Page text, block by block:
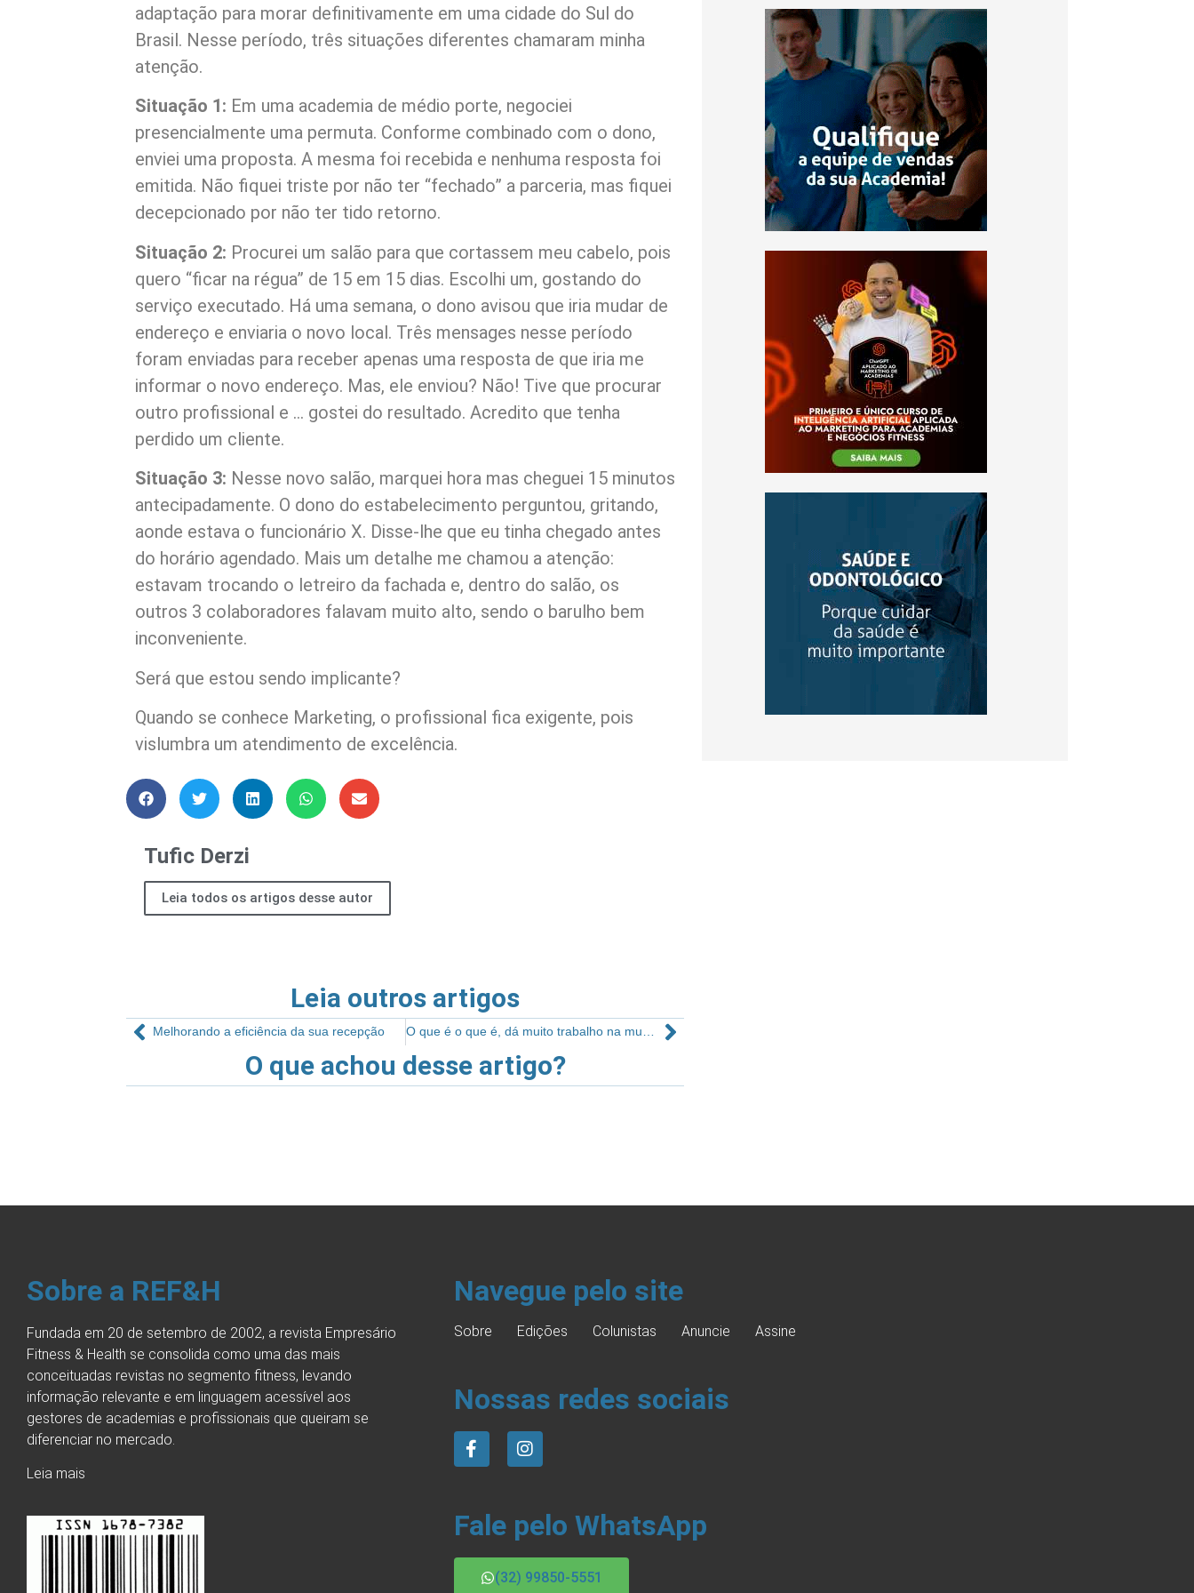
adaptação para morar definitivamente em uma cidade do Sul do
Brasil. Nesse período, três situações diferentes chamaram minha
atenção.
Situação 1: Em uma academia de médio porte, negociei
presencialmente uma permuta. Conforme combinado com o dono,
enviei uma proposta. A mesma foi recebida e nenhuma resposta foi
emitida. Não fiquei triste por não ter “fechado” a parceria, mas fiquei
decepcionado por não ter tido retorno.
Situação 2: Procurei um salão para que cortassem meu cabelo, pois
quero “ficar na régua” de 15 em 15 dias. Escolhi um, gostando do
serviço executado. Há uma semana, o dono avisou que iria mudar de
endereço e enviaria o novo local. Três mensages nesse período
foram enviadas para receber apenas uma resposta de que iria me
informar o novo endereço. Mas, ele enviou? Não! Tive que procurar
outro profissional e … gostei do resultado. Acredito que tenha
perdido um cliente.
Situação 3: Nesse novo salão, marquei hora mas cheguei 15 minutos
antecipadamente. O dono do estabelecimento perguntou, gritando,
aonde estava o funcionário X. Disse-lhe que eu tinha chegado antes
do horário agendado. Mais um detalhe me chamou a atenção:
estavam trocando o letreiro da fachada e, dentro do salão, os
outros 3 colaboradores falavam muito alto, sendo o barulho bem
inconveniente.
Será que estou sendo implicante?
Quando se conhece Marketing, o profissional fica exigente, pois
vislumbra um atendimento de excelência.
Tufic Derzi
Leia todos os artigos desse autor
Leia outros artigos
Melhorando a eficiência da sua recepção O que é o que é, dá muito trabalho na musculação, mas dá um grande retorno?
O que achou desse artigo?
Sobre a REF&H
Fundada em 20 de setembro de 2002, a revista Empresário
Fitness & Health se consolida como uma das mais
conceituadas revistas no segmento fitness, levando
informação relevante e em linguagem acessível aos
gestores de academias e profissionais que queiram se
diferenciar no mercado.
Leia mais
Navegue pelo site
Sobre Edições Colunistas Anuncie Assine
Nossas redes sociais
Fale pelo WhatsApp
(32) 99850-5551